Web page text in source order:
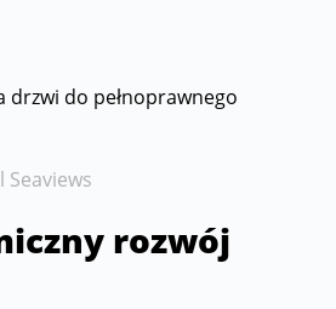
drzwi do pełnoprawnego
rozwój